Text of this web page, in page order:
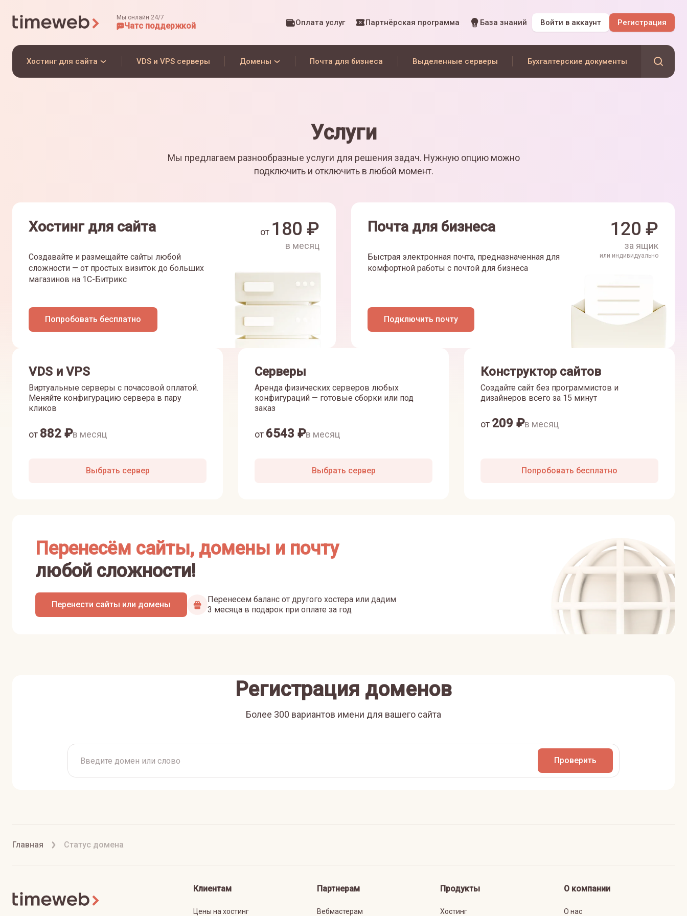
Мы онлайн 24/7
Чатс поддержкой Оплата услуг Партнёрская программа База знаний Войти в аккаунт Регистрация
Хостинг для сайта VDS и VPS серверы Домены Почта для бизнеса Выделенные серверы Бухгалтерские документы
Услуги
Мы предлагаем разнообразные услуги для решения задач. Нужную опцию можно
подключить и отключить в любой момент.
Хостинг для сайта
Создавайте и размещайте сайты любой
сложности — от простых визиток до больших
магазинов на 1С-Битрикс
Попробовать бесплатно
от 180 ₽
в месяц
Почта для бизнеса
Быстрая электронная почта, предназначенная для
комфортной работы с почтой для бизнеса
Подключить почту
120 ₽
за ящик
или индивидуально
VDS и VPS
Виртуальные серверы с почасовой оплатой.
Меняйте конфигурацию сервера в пару
кликов
от 882 ₽в месяц
Выбрать сервер
Серверы
Аренда физических серверов любых
конфигураций — готовые сборки или под
заказ
от 6543 ₽в месяц
Выбрать сервер
Конструктор сайтов
Создайте сайт без программистов и
дизайнеров всего за 15 минут
от 209 ₽в месяц
Попробовать бесплатно
Перенесём сайты, домены и почту
любой сложности!
Перенести сайты или домены
Перенесем баланс от другого хостера или дадим
3 месяца в подарок при оплате за год
Регистрация доменов
Более 300 вариантов имени для вашего сайта
Проверить
Главная Статус домена
Клиентам
Цены на хостинг
Партнерам
Вебмастерам
Продукты
Хостинг
О компании
О нас